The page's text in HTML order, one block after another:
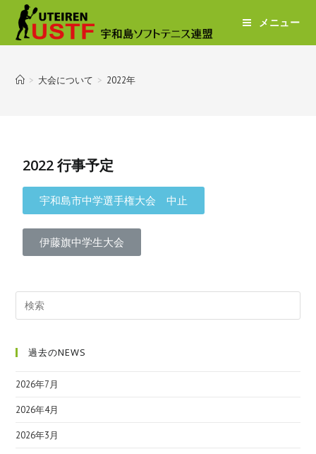
メニュー
> 大会について > 2022年
2022 行事予定
宇和島市中学選手権大会 中止
伊藤旗中学生大会
過去のNEWS
2026年7月
2026年4月
2026年3月